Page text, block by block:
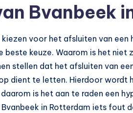
Bvanbeek
voor het afsluiten van
beste keuze. Waarom is het
stellen dat het afsluiten van
dient te letten. Hierdoor wordt
is het aan te raden een
in Rotterdam iets fout